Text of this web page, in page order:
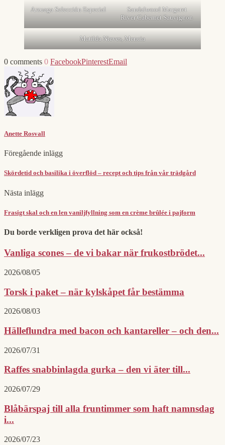
Arzuaga Selección Especial
Sandalwood Margaret
River Cabernet Sauvignon
Matilda Nieves, Mencia
0 comments 0 FacebookPinterestEmail
Anette Rosvall
Föregående inlägg
Skördetid och basilika i överflöd – recept och tips från vår trädgård
Nästa inlägg
Frasigt skal och en len vaniljfyllning som en crème brûlée i pajform
Du borde verkligen prova det här också!
Vanliga scones – de vi bakar när frukostbrödet...
2026/08/05
Torsk i paket – när kylskåpet får bestämma
2026/08/03
Hälleflundra med bacon och kantareller – och den...
2026/07/31
Raffes snabbinlagda gurka – den vi äter till...
2026/07/29
Blåbärspaj till alla fruntimmer som haft namnsdag
i...
2026/07/23